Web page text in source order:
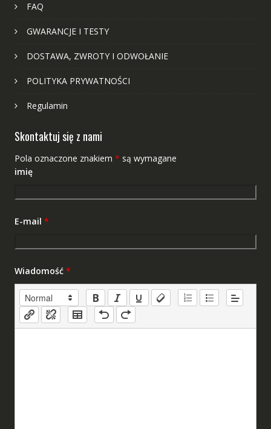
FAQ
GWARANCJE I TESTY
DOSTAWA, ZWROTY I ODWOŁANIE
POLITYKA PRYWATNOŚCI
Regulamin
Skontaktuj się z nami
Pola oznaczone znakiem * są wymagane
imię
E-mail *
Wiadomość *